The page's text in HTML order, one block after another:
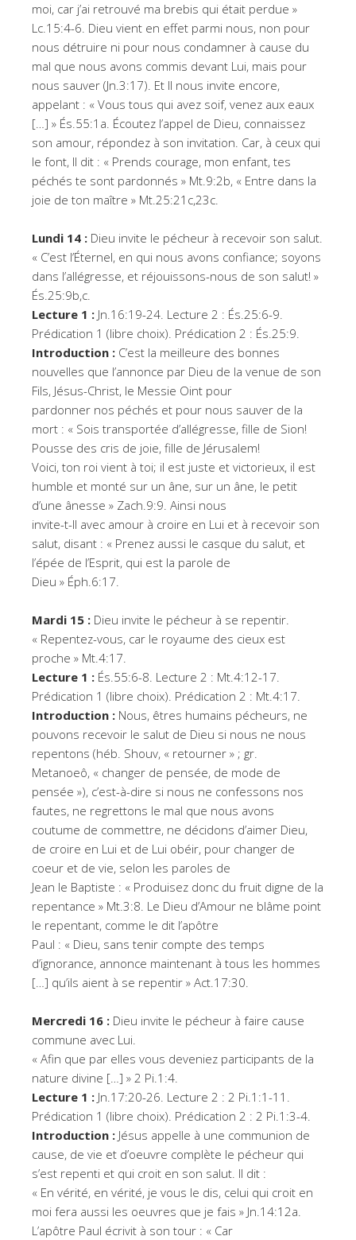
moi, car j’ai retrouvé ma brebis qui était perdue »
Lc.15:4-6. Dieu vient en effet parmi nous, non pour
nous détruire ni pour nous condamner à cause du
mal que nous avons commis devant Lui, mais pour
nous sauver (Jn.3:17). Et Il nous invite encore,
appelant : « Vous tous qui avez soif, venez aux eaux
[…] » És.55:1a. Écoutez l’appel de Dieu, connaissez
son amour, répondez à son invitation. Car, à ceux qui
le font, Il dit : « Prends courage, mon enfant, tes
péchés te sont pardonnés » Mt.9:2b, « Entre dans la
joie de ton maître » Mt.25:21c,23c.
Lundi 14 : Dieu invite le pécheur à recevoir son salut.
« C’est l’Éternel, en qui nous avons confiance; soyons
dans l’allégresse, et réjouissons-nous de son salut! »
És.25:9b,c.
Lecture 1 : Jn.16:19-24. Lecture 2 : És.25:6-9.
Prédication 1 (libre choix). Prédication 2 : És.25:9.
Introduction : C’est la meilleure des bonnes
nouvelles que l’annonce par Dieu de la venue de son
Fils, Jésus-Christ, le Messie Oint pour
pardonner nos péchés et pour nous sauver de la
mort : « Sois transportée d’allégresse, fille de Sion!
Pousse des cris de joie, fille de Jérusalem!
Voici, ton roi vient à toi; il est juste et victorieux, il est
humble et monté sur un âne, sur un âne, le petit
d’une ânesse » Zach.9:9. Ainsi nous
invite-t-Il avec amour à croire en Lui et à recevoir son
salut, disant : « Prenez aussi le casque du salut, et
l’épée de l’Esprit, qui est la parole de
Dieu » Éph.6:17.
Mardi 15 : Dieu invite le pécheur à se repentir.
« Repentez-vous, car le royaume des cieux est
proche » Mt.4:17.
Lecture 1 : És.55:6-8. Lecture 2 : Mt.4:12-17.
Prédication 1 (libre choix). Prédication 2 : Mt.4:17.
Introduction : Nous, êtres humains pécheurs, ne
pouvons recevoir le salut de Dieu si nous ne nous
repentons (héb. Shouv, « retourner » ; gr.
Metanoeô, « changer de pensée, de mode de
pensée »), c’est-à-dire si nous ne confessons nos
fautes, ne regrettons le mal que nous avons
coutume de commettre, ne décidons d’aimer Dieu,
de croire en Lui et de Lui obéir, pour changer de
coeur et de vie, selon les paroles de
Jean le Baptiste : « Produisez donc du fruit digne de la
repentance » Mt.3:8. Le Dieu d’Amour ne blâme point
le repentant, comme le dit l’apôtre
Paul : « Dieu, sans tenir compte des temps
d’ignorance, annonce maintenant à tous les hommes
[…] qu’ils aient à se repentir » Act.17:30.
Mercredi 16 : Dieu invite le pécheur à faire cause
commune avec Lui.
« Afin que par elles vous deveniez participants de la
nature divine […] » 2 Pi.1:4.
Lecture 1 : Jn.17:20-26. Lecture 2 : 2 Pi.1:1-11.
Prédication 1 (libre choix). Prédication 2 : 2 Pi.1:3-4.
Introduction : Jésus appelle à une communion de
cause, de vie et d’oeuvre complète le pécheur qui
s’est repenti et qui croit en son salut. Il dit :
« En vérité, en vérité, je vous le dis, celui qui croit en
moi fera aussi les oeuvres que je fais » Jn.14:12a.
L’apôtre Paul écrivit à son tour : « Car